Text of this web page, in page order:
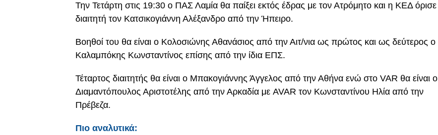
Την Τετάρτη στις 19:30 ο ΠΑΣ Λαμία θα παίξει εκτός έδρας με τον Ατρόμητο και η ΚΕΔ όρισε
διαιτητή τον Κατσικογιάννη Αλέξανδρο από την Ήπειρο.
Βοηθοί του θα είναι ο Κολοσιώνης Αθανάσιος από την Αιτ/νια ως πρώτος και ως δεύτερος ο
Καλαμπόκης Κωνσταντίνος επίσης από την ίδια ΕΠΣ.
Τέταρτος διαιτητής θα είναι ο Μπακογιάννης Άγγελος από την Αθήνα ενώ στο VAR θα είναι ο
Διαμαντόπουλος Αριστοτέλης από την Αρκαδία με AVAR τον Κωνσταντίνου Ηλία από την
Πρέβεζα.
Πιο αναλυτικά: